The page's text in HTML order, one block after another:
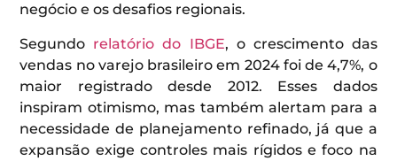
negócio e os desafios regionais.
Segundo relatório do IBGE, o crescimento das
vendas no varejo brasileiro em 2024 foi de 4,7%, o
maior registrado desde 2012. Esses dados
inspiram otimismo, mas também alertam para a
necessidade de planejamento refinado, já que a
expansão exige controles mais rígidos e foco na